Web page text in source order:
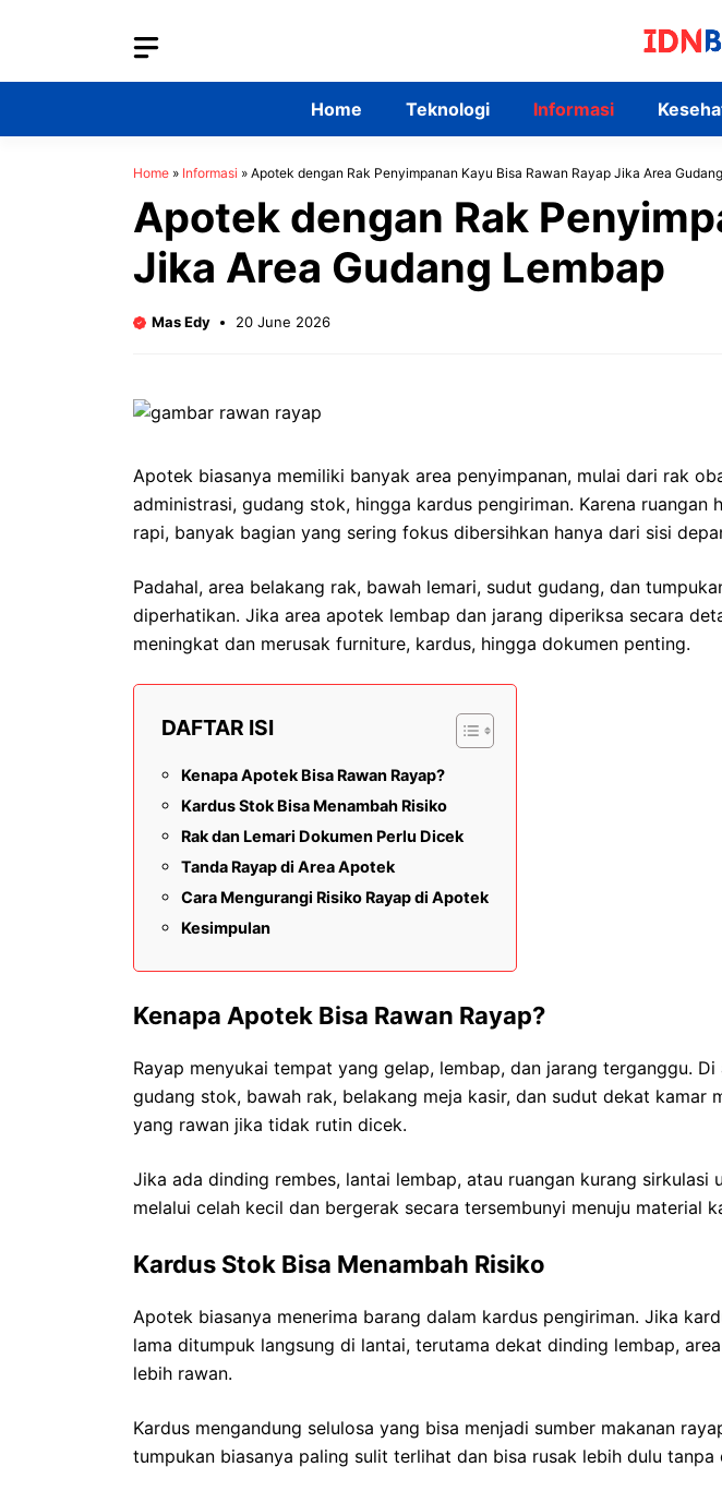
Home Teknologi Informasi
Home » Informasi » Apotek dengan Rak Penyimpanan Kayu Bisa Rawan Rayap Jika Area
Apotek dengan Rak
Jika Area Gudang Lembap
Mas Edy 20 June 2026
Apotek biasanya memiliki banyak area penyimpanan, mulai dari rak
administrasi, gudang stok, hingga kardus pengiriman. Karena ruangan
rapi, banyak bagian yang sering fokus dibersihkan hanya dari sisi
Padahal, area belakang rak, bawah lemari, sudut gudang, dan
diperhatikan. Jika area apotek lembap dan jarang diperiksa secara
meningkat dan merusak furniture, kardus, hingga dokumen penting.
DAFTAR ISI
Kenapa Apotek Bisa Rawan Rayap?
Kardus Stok Bisa Menambah Risiko
Rak dan Lemari Dokumen Perlu Dicek
Tanda Rayap di Area Apotek
Cara Mengurangi Risiko Rayap di Apotek
Kesimpulan
Kenapa Apotek Bisa Rawan Rayap?
Rayap menyukai tempat yang gelap, lembap, dan jarang terganggu.
gudang stok, bawah rak, belakang meja kasir, dan sudut dekat kamar
yang rawan jika tidak rutin dicek.
Jika ada dinding rembes, lantai lembap, atau ruangan kurang sirkulasi
melalui celah kecil dan bergerak secara tersembunyi menuju material
Kardus Stok Bisa Menambah Risiko
Apotek biasanya menerima barang dalam kardus pengiriman. Jika
lama ditumpuk langsung di lantai, terutama dekat dinding lembap,
lebih rawan.
Kardus mengandung selulosa yang bisa menjadi sumber makanan
tumpukan biasanya paling sulit terlihat dan bisa rusak lebih dulu tanpa